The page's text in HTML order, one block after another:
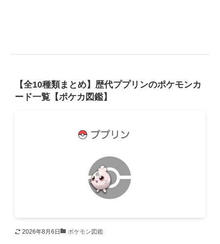
【全10種類まとめ】歴代ププリンのポケモンカ
ード一覧【ポケカ図鑑】
2026年8月6日 ポケモン図鑑